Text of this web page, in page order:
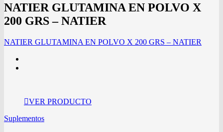
NATIER GLUTAMINA EN POLVO X
200 GRS – NATIER
NATIER GLUTAMINA EN POLVO X 200 GRS – NATIER
VER PRODUCTO
Suplementos